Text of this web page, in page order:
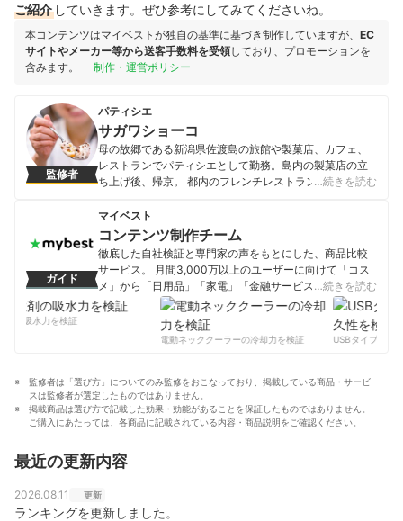
ご紹介 していきます。ぜひ参考にしてみてくださいね。
本コンテンツはマイベストが独自の基準に基づき制作していますが、 EC
サイトやメーカー等から送客手数料を受領しており、プロモーションを
含みます。
制作・運営ポリシー
監修者
パティシエ
サガワショーコ
母の故郷である新潟県佐渡島の旅館や製菓店、カフェ、
レストランでパティシエとして勤務。島内の製菓店の立
ち上げ後、帰京。 都内のフレンチレストランSincereパテ
からインターネットやリアル店舗と境無く日々活動中。
サガワショーコのプロフィール
…続きを読む
ガイド
マイベスト
コンテンツ制作チーム
徹底した自社検証と専門家の声をもとにした、商品比較
サービス。 月間3,000万以上のユーザーに向けて「コス
メ」から「日用品」「家電」「金融サービス」まで、ベ
ストな商品を選んでもらうために、毎日コンテンツを制
コンテンツ制作チームのプロフィール
…続きを読む
の吸水力を検証
電動ネッククーラーの冷却力を検証
USBタイプCケー
監修者は「選び方」についてのみ監修をおこなっており、掲載している商品・サービ
スは監修者が選定したものではありません。
掲載商品は選び方で記載した効果・効能があることを保証したものではありません。
ご購入にあたっては、各商品に記載されている内容・商品説明をご確認ください。
最近の更新内容
2026.08.11 更新
ランキングを更新しました。